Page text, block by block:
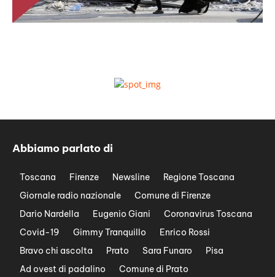
Abbiamo parlato di
Toscana Firenze Newsline
Regione Toscana
Giornale radio nazionale
Comune di Firenze
Dario Nardella
Eugenio Giani
Coronavirus Toscana
Covid-19
Gimmy Tranquillo
Enrico Rossi
Bravo chi ascolta
Prato Sara Funaro
Pisa
Ad ovest di padalino
Comune di Prato